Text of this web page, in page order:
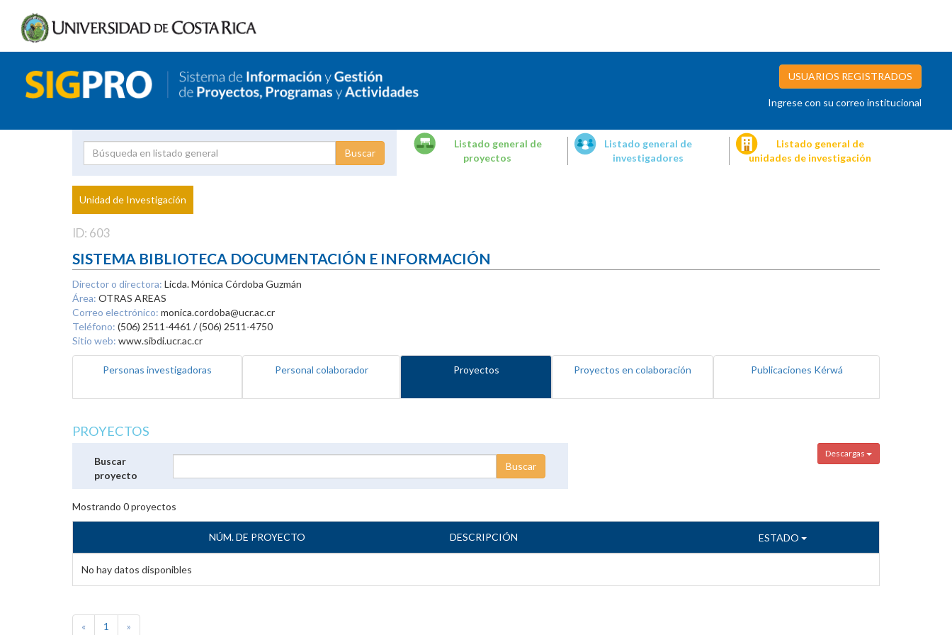
USUARIOS REGISTRADOS
Ingrese con su correo institucional
Proyecto
Investigador
Listado general de
proyectos
Listado general de
investigadores
Listado general de
unidades de investigación
Unidad de Investigación
ID: 603
SISTEMA BIBLIOTECA DOCUMENTACIÓN E INFORMACIÓN
Director o directora: Licda. Mónica Córdoba Guzmán
Área: OTRAS AREAS
Correo electrónico: monica.cordoba@ucr.ac.cr
Teléfono: (506) 2511-4461 / (506) 2511-4750
Sitio web: www.sibdi.ucr.ac.cr
Personas investigadoras Personal colaborador Proyectos Proyectos en colaboración Publicaciones Kérwá
PROYECTOS
Descargas
Buscar
proyecto
Mostrando 0proyectos
NÚM. DE PROYECTO DESCRIPCIÓN ESTADO
No hay datos disponibles
« 1 »